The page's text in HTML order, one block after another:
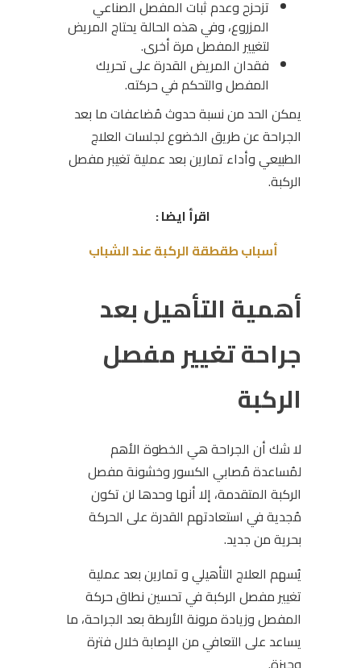
تزحزح وعدم ثبات المفصل الصناعي
المزروع، وفي هذه الحالة يحتاج المريض
لتغيير المفصل مرة أخرى.
فقدان المريض القدرة على تحريك
المفصل والتحكم في حركته.
يمكن الحد من نسبة حدوث مُضاعفات ما بعد
الجراحة عن طريق الخضوع لجلسات العلاج
الطبيعي وأداء تمارين بعد عملية تغيبر مفصل
الركبة.
اقرأ ايضا :
أسباب طقطقة الركبة عند الشباب
أهمية التأهيل بعد
جراحة تغيير مفصل
الركبة
لا شك أن الجراحة هي الخطوة الأهم
لمُساعدة مُصابي الكسور وخشونة مفصل
الركبة المتقدمة، إلا أنها وحدها لن تكون
مُجدية في استعادتهم القدرة على الحركة
بحرية من جديد.
يُسهم العلاج التأهيلي و تمارين بعد عملية
تغيير مفصل الركبة في تحسين نطاق حركة
المفصل وزيادة مرونة الأربطة بعد الجراحة، ما
يساعد على التعافي من الإصابة خلال فترة